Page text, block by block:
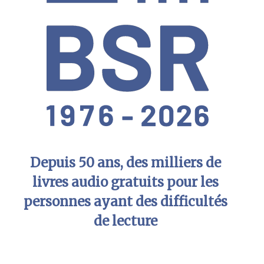
Depuis 50 ans, des milliers de
livres audio gratuits pour les
personnes ayant des difficultés
de lecture